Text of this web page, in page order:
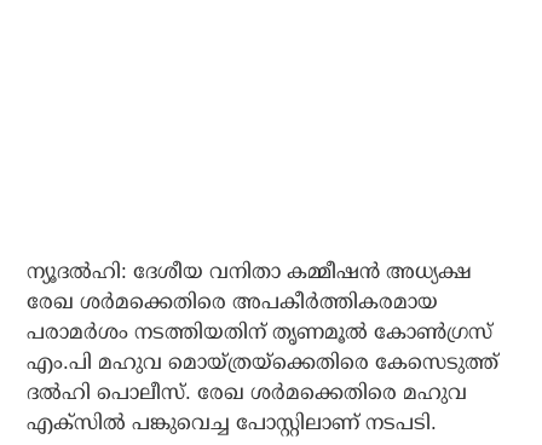
ന്യൂദല്‍ഹി: ദേശീയ വനിതാ കമ്മീഷന്‍ അധ്യക്ഷ
രേഖ ശര്‍മക്കെതിരെ അപകീര്‍ത്തികരമായ
പരാമര്‍ശം നടത്തിയതിന് തൃണമൂല്‍ കോണ്‍ഗ്രസ്
എം.പി മഹുവ മൊയ്ത്രയ്‌ക്കെതിരെ കേസെടുത്ത്
ദല്‍ഹി പൊലീസ്. രേഖ ശര്‍മക്കെതിരെ മഹുവ
എക്‌സില്‍ പങ്കുവെച്ച പോസ്റ്റിലാണ് നടപടി.